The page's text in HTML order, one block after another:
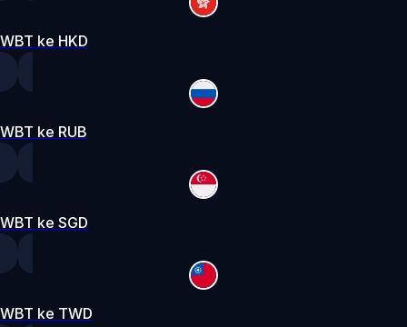
WBT ke HKD
WBT ke RUB
WBT ke SGD
WBT ke TWD